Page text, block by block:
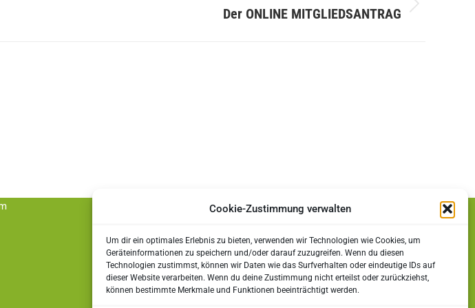
Cookie-Zustimmung verwalten
Um dir ein optimales Erlebnis zu bieten, verwenden wir Technologien wie Cookies, um
Geräteinformationen zu speichern und/oder darauf zuzugreifen. Wenn du diesen
Technologien zustimmst, können wir Daten wie das Surfverhalten oder eindeutige IDs auf
dieser Website verarbeiten. Wenn du deine Zustimmung nicht erteilst oder zurückziehst,
können bestimmte Merkmale und Funktionen beeinträchtigt werden.
Der ONLINE MITGLIEDSANTRAG